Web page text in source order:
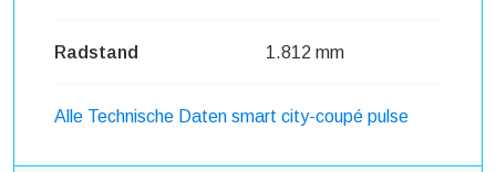
Radstand 1.812 mm
Alle Technische Daten smart city-coupé pulse